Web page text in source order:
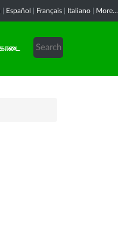
Español Français Italiano More...